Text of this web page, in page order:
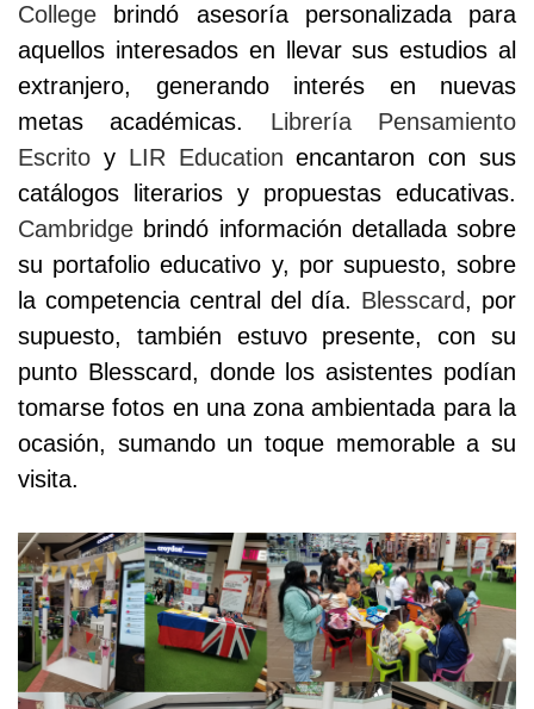
College brindó asesoría personalizada para
aquellos interesados en llevar sus estudios al
extranjero, generando interés en nuevas
metas académicas. Librería Pensamiento
Escrito y LIR Education encantaron con sus
catálogos literarios y propuestas educativas.
Cambridge brindó información detallada sobre
su portafolio educativo y, por supuesto, sobre
la competencia central del día. Blesscard, por
supuesto, también estuvo presente, con su
punto Blesscard, donde los asistentes podían
tomarse fotos en una zona ambientada para la
ocasión, sumando un toque memorable a su
visita.